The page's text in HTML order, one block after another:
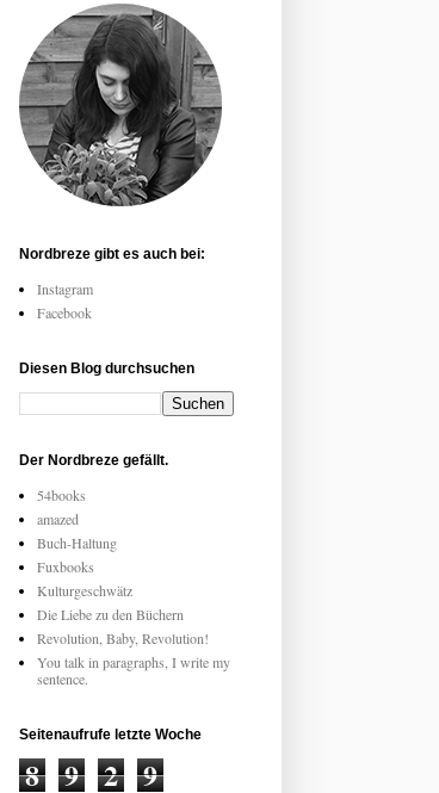
Nordbreze gibt es auch bei:
Instagram
Facebook
Diesen Blog durchsuchen
Der Nordbreze gefällt.
54books
amazed
Buch-Haltung
Fuxbooks
Kulturgeschwätz
Die Liebe zu den Büchern
Revolution, Baby, Revolution!
You talk in paragraphs, I write my
sentence.
Seitenaufrufe letzte Woche
8 9 2 9